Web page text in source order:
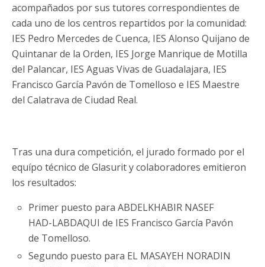
acompañados por sus tutores correspondientes de
cada uno de los centros repartidos por la comunidad:
IES Pedro Mercedes de Cuenca, IES Alonso Quijano de
Quintanar de la Orden, IES Jorge Manrique de Motilla
del Palancar, IES Aguas Vivas de Guadalajara, IES
Francisco García Pavón de Tomelloso e IES Maestre
del Calatrava de Ciudad Real.
Tras una dura competición, el jurado formado por el
equípo técnico de Glasurit y colaboradores emitieron
los resultados:
Primer puesto para ABDELKHABIR NASEF
HAD-LABDAQUI de IES Francisco García Pavón
de Tomelloso.
Segundo puesto para EL MASAYEH NORADIN